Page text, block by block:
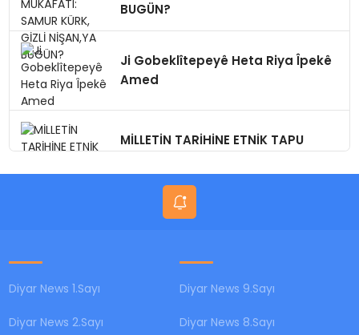
BUGÜN?
Ji Gobeklîtepeyê Heta Riya Îpekê
Amed
MİLLETİN TARİHİNE ETNİK TAPU
Diyar News 1.Sayı
Diyar News 2.Sayı
Diyar News 9.Sayı
Diyar News 8.Sayı